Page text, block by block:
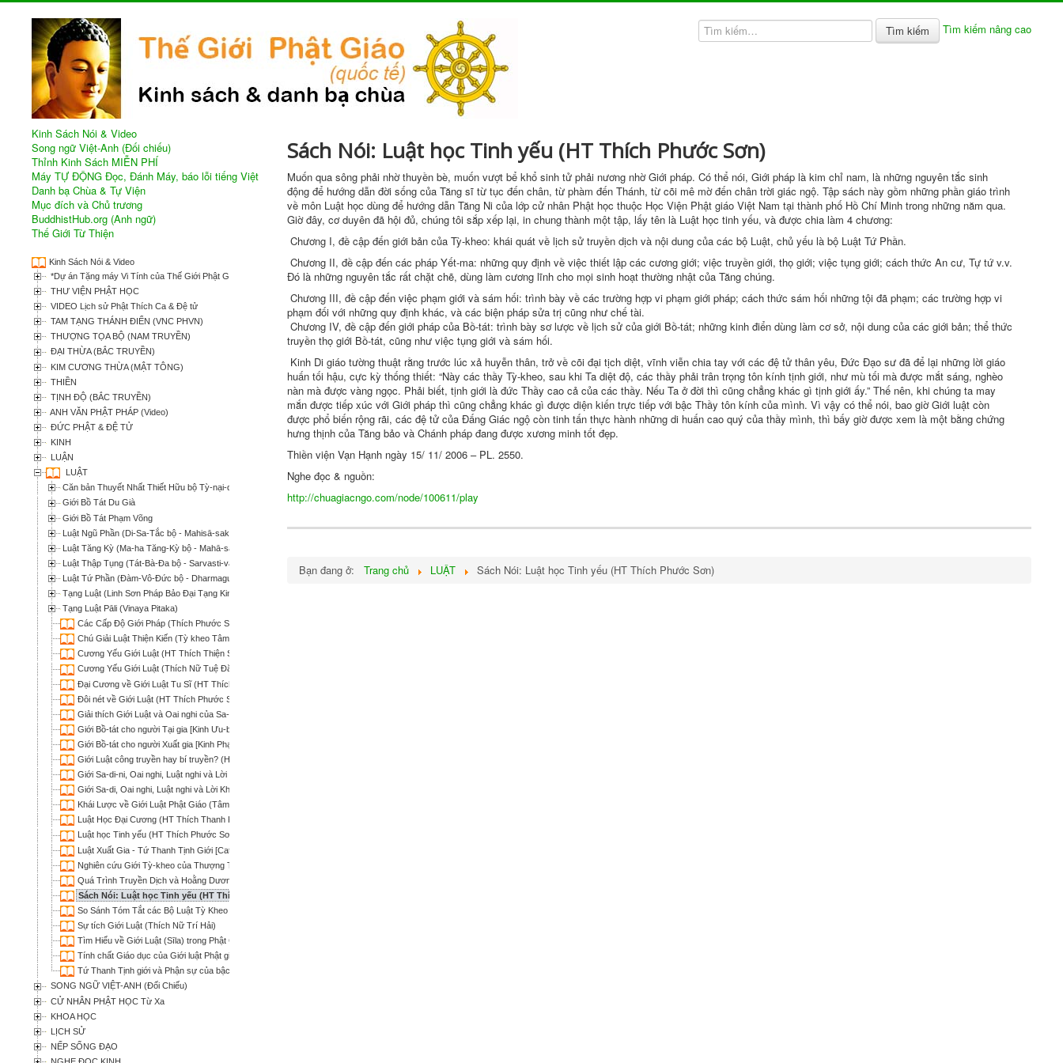
Tìm kiếm Tìm kiếm nâng cao
Kinh Sách Nói & Video
Song ngữ Việt-Anh (Đối chiếu)
Thỉnh Kinh Sách MIỄN PHÍ
Máy TỰ ĐỘNG Đọc, Đánh Máy, báo lỗi tiếng Việt
Danh bạ Chùa & Tự Viện
Mục đích và Chủ trương
BuddhistHub.org (Anh ngữ)
Thế Giới Từ Thiện
Kinh Sách Nói & Video
*Dự án Tặng máy Vi Tính của Thế Giới Phật Giáo
THƯ VIỆN PHẬT HỌC
VIDEO Lịch sử Phật Thích Ca & Đệ tử
TAM TẠNG THÁNH ĐIỂN (VNC PHVN)
THƯỢNG TỌA BỘ (NAM TRUYỀN)
ĐẠI THỪA (BẮC TRUYỀN)
KIM CƯƠNG THỪA (MẬT TÔNG)
THIỀN
TỊNH ĐỘ (BẮC TRUYỀN)
ANH VĂN PHẬT PHÁP (Video)
ĐỨC PHẬT & ĐỆ TỬ
KINH
LUẬN
LUẬT
Căn bản Thuyết Nhất Thiết Hữu bộ Tỳ-nại-da (Tát Bà Đa bộ - Mula-sarvātivāda-vinaya)
Giới Bồ Tát Du Già
Giới Bồ Tát Phạm Võng
Luật Ngũ Phần (Di-Sa-Tắc bộ - Mahisā-saka)
Luật Tăng Kỳ (Ma-ha Tăng-Kỳ bộ - Mahā-sanghika)
Luật Thập Tụng (Tát-Bà-Đa bộ - Sarvasti-vada)
Luật Tứ Phần (Đàm-Vô-Đức bộ - Dharmaguptaka)
Tạng Luật (Linh Sơn Pháp Bảo Đại Tạng Kinh)
Tạng Luật Pāli (Vinaya Pitaka)
Các Cấp Độ Giới Pháp (Thích Phước Sơn)
Chú Giải Luật Thiện Kiến (Tỳ kheo Tâm Hạnh)
Cương Yếu Giới Luật (HT Thích Thiện Siêu)
Cương Yếu Giới Luật (Thích Nữ Tuệ Đăng dịch)
Đại Cương về Giới Luật Tu Sĩ (HT Thích Thiện Siêu)
Đôi nét về Giới Luật (HT Thích Phước Sơn)
Giải thích Giới Luật và Oai nghi của Sa-di (HT Thích Quảng Hóa; Thích Nhật Từ dịch)
Giới Bồ-tát cho người Tại gia [Kinh Ưu-bà-tắc Giới] (Thích Nhật Từ dịch)
Giới Bồ-tát cho người Xuất gia [Kinh Phạm võng Bồ-tát Giới] (Thích Nhật Từ dịch)
Giới Luật công truyền hay bí truyền? (HT Thích Phước Sơn)
Giới Sa-di-ni, Oai nghi, Luật nghi và Lời Khuyến Tu của Tổ Quy Sơn (Thích Nhật Từ dịch)
Giới Sa-di, Oai nghi, Luật nghi và Lời Khuyến Tu của Tổ Quy Sơn (Thích Nhật Từ dịch)
Khái Lược về Giới Luật Phật Giáo (Tâm Chơn)
Luật Học Đại Cương (HT Thích Thanh Kiểm)
Luật học Tinh yếu (HT Thích Phước Sơn)
Luật Xuất Gia - Tứ Thanh Tịnh Giới [Catuparisuddhisila] (Hộ Tông dịch)
Nghiên cứu Giới Tỳ-kheo của Thượng Tọa Bộ [đối chiếu với 5 phái Luật Phật Giáo] (Thích Nhật Từ dịch)
Quá Trình Truyền Dịch và Hoằng Dương Luật Điển Đại Tiểu Thừa ở Trung Quốc (Thích Nữ Như Lộc)
Sách Nói: Luật học Tinh yếu (HT Thích Phước Sơn)
So Sánh Tóm Tắt các Bộ Luật Tỳ Kheo (Bình Anson)
Sự tích Giới Luật (Thích Nữ Trí Hải)
Tìm Hiểu về Giới Luật (Sīla) trong Phật Giáo (Thích Quang Thạnh)
Tính chất Giáo dục của Giới luật Phật giáo (Thích Phước Sơn)
Tứ Thanh Tịnh giới và Phận sự của bậc xuất gia (Bửu Chơn)
SONG NGỮ VIỆT-ANH (Đối Chiếu)
CỬ NHÂN PHẬT HỌC Từ Xa
KHOA HỌC
LỊCH SỬ
NẾP SỐNG ĐẠO
Sách Nói: Luật học Tinh yếu (HT Thích Phước Sơn)
Muốn qua sông phải nhờ thuyền bè, muốn vượt bể khổ sinh tửphải nương nhờ Giới pháp. Có thể nói, Giới pháplà kim chỉ nam, là những nguyên tắc sinh
độngđể hướng dẫn đời sốngcủa Tăng sĩ từ tục đến chân, từ phàm đến Thánh, từ cõi mê mờ đến chân trời giác ngộ. Tập sách này gồm những phần giáo trình
về môn Luậthọc dùng để hướng dẫn Tăng Nicủa lớp cử nhân Phật học thuộc Học Viện Phật giáo Việt Nam tại thành phố Hồ Chí Minhtrong những năm qua.
Giờ đây, cơ duyênđã hội đủ, chúng tôisắp xếp lại, in chung thành một tập, lấy tên là Luật học tinh yếu, và được chia làm 4 chương:
Chương I, đề cập đến giới bảncủa Tỳ-kheo: khái quát về lịch sửtruyền dịch và nội dung của các bộ Luật, chủ yếu là bộ Luật Tứ Phần.
Chương II, đề cập đến các pháp Yết-ma: những quy địnhvề việc thiết lậpcác cương giới; việc truyền giới, thọ giới; việc tụng giới; cách thức An cư, Tự tứv.v.
Đó là những nguyên tắc rất chặt chẽ, dùng làm cương lĩnhcho mọi sinh hoạtthường nhật của Tăng chúng.
Chương III, đề cập đến việc phạm giớivà sám hối: trình bày về các trường hợp vi phạm giới pháp; cách thức sám hốinhững tội đã phạm; các trường hợp vi
phạm đối với những quy địnhkhác, và các biện pháp sửa trịcũng như chế tài.
Chương IV, đề cập đến giới phápcủa Bồ-tát: trình bày sơ lược về lịch sửcủa giới Bồ-tát; những kinh điểndùng làm cơ sở, nội dung của các giới bản; thể thức
truyền thọ giớiBồ-tát, cũng như việc tụng giới và sám hối.
Kinh Di giáotường thuật rằng trước lúc xả huyễn thân, trở vềcõi đại tịch diệt, vĩnh viễnchia tay với các đệ tử thân yêu, Đức Đạo sưđã để lại những lời giáo
huấn tối hậu, cực kỳ thống thiết: “Này các thầy Tỳ-kheo, sau khi Ta diệt độ, các thầy phải trân trọng tôn kính tịnh giới, như mù tối mà được mắt sáng, nghèo
nànmà được vàng ngọc. Phải biết, tịnh giớilà đức Thầy cao cả của các thầy. Nếu Ta ở đời thì cũng chẳng khác gì tịnh giớiấy.” Thế nên, khi chúng ta may
mắnđược tiếp xúc với Giới phápthì cũng chẳng khác gì được diện kiếntrực tiếp với bậc Thầy tôn kínhcủa mình. Vì vậy có thể nói, bao giờGiới luậtcòn
được phổ biến rộng rãi, các đệ tửcủa Đấng Giác ngộcòn tinh tấn thực hànhnhững di huấncao quý của thầy mình, thì bấy giờ được xem là một bằng chứng
hưng thịnh của Tăng bảovà Chánh phápđang được xương minh tốt đẹp.
Thiền viện Vạn Hạnhngày 15/ 11/ 2006 – PL. 2550.
Nghe đọc & nguồn:
http://chuagiacngo.com/node/100611/play
Bạn đang ở: Trang chủ LUẬT Sách Nói: Luật học Tinh yếu (HT Thích Phước Sơn)